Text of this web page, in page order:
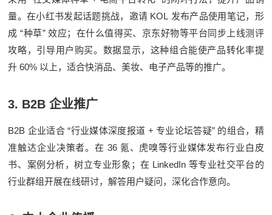
量。在小红书发起话题挑战，邀请 KOL 发布产品使用笔记，形
成“种草”效应；在什么值得买、京东好物等平台同步上线测评
攻略，引导用户购买。数据显示，这种组合能使产品转化率提
升60% 以上，适合快消品、美妆、电子产品等的推广。
3. B2B企业推广
B2B 企业适合“行业媒体深度报道 + 专业论坛答疑” 的组合，精
准触达企业决策者。在 36 氪、虎嗅等行业媒体发布行业白皮
书、案例分析，树立专业形象；在 LinkedIn 等专业社交平台的
行业群组开展在线研讨，解答用户疑问，深化合作意向。